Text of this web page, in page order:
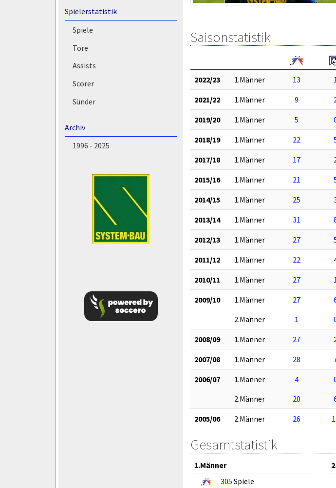
Spielerstatistik
Spiele
Tore
Assists
Scorer
Sünder
Archiv
1996 - 2025
Saisonstatistik
2022/23 1.Männer 13
2021/22 1.Männer 9
2019/20 1.Männer 5
2018/19 1.Männer 22
2017/18 1.Männer 17
2015/16 1.Männer 21
2014/15 1.Männer 25
2013/14 1.Männer 31
2012/13 1.Männer 27
2011/12 1.Männer 22
2010/11 1.Männer 27
2009/10 1.Männer 27
2.Männer
1
2008/09 1.Männer 27
2007/08 1.Männer 28
2006/07 1.Männer 4
2.Männer
20
2005/06 2.Männer 26
Gesamtstatistik
1.Männer
305 Spiele